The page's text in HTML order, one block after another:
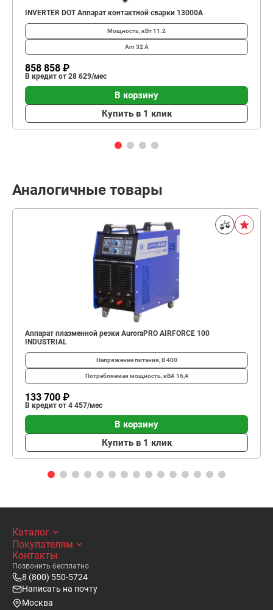
INVERTER DOT Аппарат контактной сварки 13000А
Мощность, кВт11.2
Am 32 А
858 858 ₽
В кредит от 28 629/мес
В корзину
Купить в 1 клик
Аналогичные товары
Аппарат плазменной резки AuroraPRO AIRFORCE 100
INDUSTRIAL
Напряжение питания, В400
Потребляемая мощность, кВА 16,4
133 700 ₽
В кредит от 4 457/мес
В корзину
Купить в 1 клик
Каталог
Покупателям
Контакты
Позвонить бесплатно
8 (800) 550-5724
Написать на почту
Москва